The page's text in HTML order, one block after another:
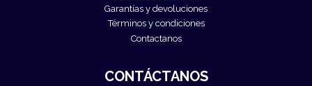
Garantías y devoluciones
Términos y condiciones
Contactanos
CONTÁCTANOS